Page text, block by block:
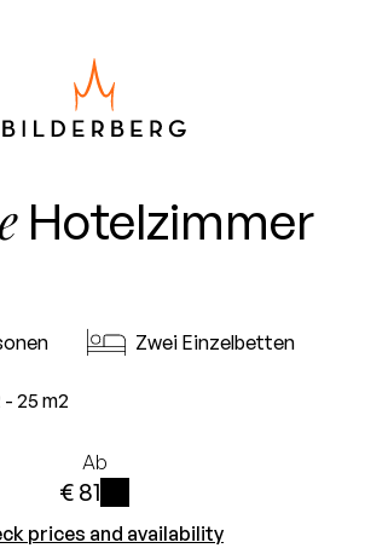
Hotelzimmer
Zwei Einzelbetten
- 25 m2
Ab
€ 81
i
prices and availability